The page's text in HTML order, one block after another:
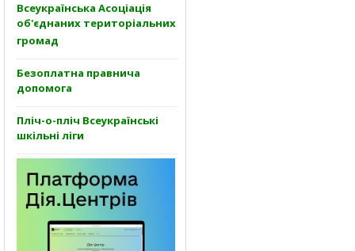
Всеукраїнська Асоціація
об'єднаних територіальних
громад
Безоплатна правнича
допомога
Пліч-о-пліч Всеукраїнські
шкільні ліги